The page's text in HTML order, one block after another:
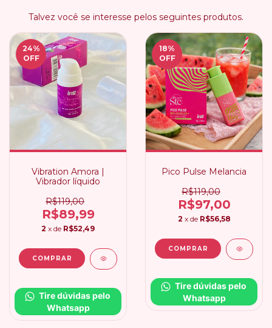
Talvez você se interesse pelos seguintes produtos.
24%
OFF
Vibration Amora |
Vibrador líquido
R$119,00
R$89,99
2 x de R$52,49
Tire dúvidas pelo
Whatsapp
18%
OFF
Pico Pulse Melancia
R$119,00
R$97,00
2 x de R$56,58
Tire dúvidas pelo
Whatsapp